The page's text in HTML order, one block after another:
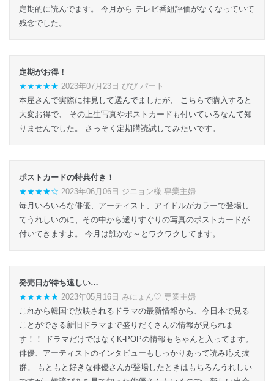
定期的に読んでます。 今月から テレビ番組評価がなくなっていて
残念でした。
定期がお得！
★★★★★ 2023年07月23日 びび パート
本屋さんで実際に拝見して選んでましたが、 こちらで購入すると
大変お得で、 その上生写真やポストカードも付いているなんて知
りませんでした。 さっそく定期購読試してみたいです。
ポストカードの特典付き！
★★★★☆ 2023年06月06日 ジニョン様 専業主婦
毎月いろいろな俳優、アーティスト、アイドルがカラーで登場し
てうれしいのに、その中から選りすぐりの写真のポストカードが
付いてきますよ。 今月は誰かな～とワクワクしてます。
発売日が待ち遠しい…
★★★★★ 2023年05月16日 みにょん♡ 専業主婦
これから韓国で放映されるドラマの最新情報から、今日本で見る
ことができる新旧ドラマまで盛りだくさんの情報が見られま
す！！ ドラマだけではなくK-POPの情報もちゃんと入ってます。
俳優、アーティストのインタビューもしっかりあって読み応え抜
群。 もともと好きな俳優さんが登場したときはもちろんうれしい